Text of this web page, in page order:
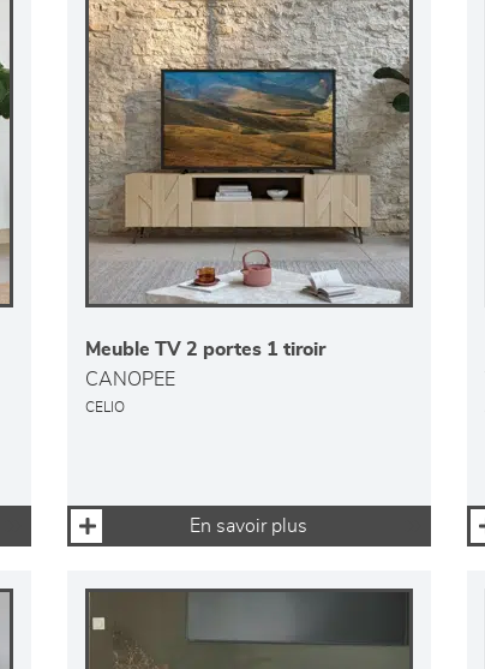
Meuble TV 2 portes 1 tiroir
CANOPEE
CELIO
En savoir plus